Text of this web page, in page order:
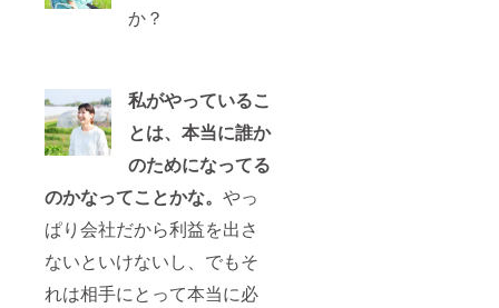
か？
私がやっているこ
とは、本当に誰か
のためになってる
のかなってことかな。 やっ
ぱり会社だから利益を出さ
ないといけないし、でもそ
れは相手にとって本当に必